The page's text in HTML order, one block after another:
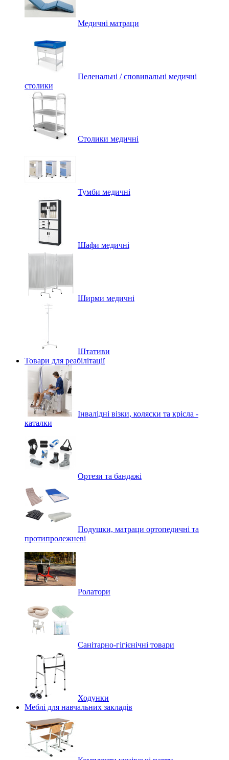
Медичні матраци
Пеленальні / сповивальні медичні
столики
Столики медичні
Тумби медичні
Шафи медичні
Ширми медичні
Штативи
Товари для реабілітації
Інвалідні візки, коляски та крісла -
каталки
Ортези та бандажі
Подушки, матраци ортопедичні та
протипролежневі
Ролатори
Санітарно-гігієнічні товари
Ходунки
Меблі для навчальних закладів